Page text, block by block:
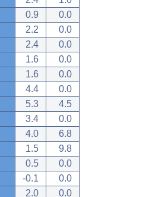
0.9
0.0
2.2
0.0
2.4
0.0
1.6
0.0
1.6
0.0
4.4
0.0
5.3
4.5
3.4
0.0
4.0
6.8
1.5
9.8
0.5
0.0
-0.1
0.0
2.0 0.0